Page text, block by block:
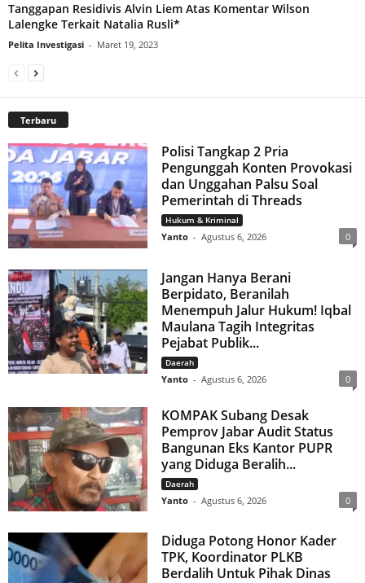
Tanggapan Residivis Alvin Liem Atas Komentar Wilson
Lalengke Terkait Natalia Rusli*
Pelita Investigasi - Maret 19, 2023
Terbaru
Polisi Tangkap 2 Pria
Pengunggah Konten Provokasi
dan Unggahan Palsu Soal
Pemerintah di Threads
Hukum & Kriminal
Yanto - Agustus 6, 2026 0
Jangan Hanya Berani
Berpidato, Beranilah
Menempuh Jalur Hukum! Iqbal
Maulana Tagih Integritas
Pejabat Publik...
Daerah
Yanto - Agustus 6, 2026 0
KOMPAK Subang Desak
Pemprov Jabar Audit Status
Bangunan Eks Kantor PUPR
yang Diduga Beralih...
Daerah
Yanto - Agustus 6, 2026 0
Diduga Potong Honor Kader
TPK, Koordinator PLKB
Berdalih Untuk Pihak Dinas